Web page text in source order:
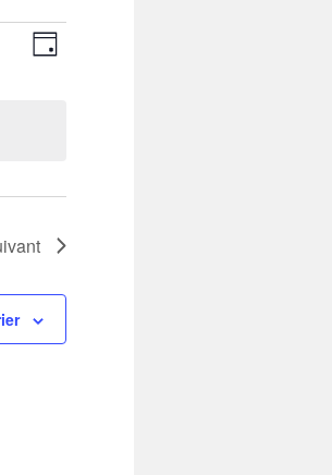
Navigation
par
Navigation
de
Jour